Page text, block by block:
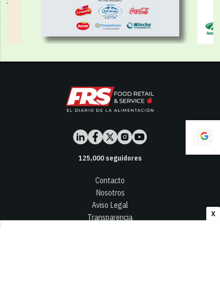
X
125,000seguidores
Contacto
Nosotros
Aviso Legal
Transparencia